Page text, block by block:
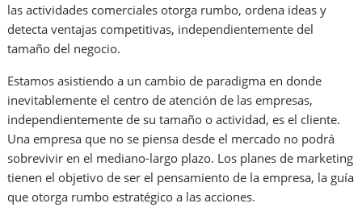
las actividades comerciales otorga rumbo, ordena ideas y
detecta ventajas competitivas, independientemente del
tamaño del negocio.
Estamos asistiendo a un cambio de paradigma en donde
inevitablemente el centro de atención de las empresas,
independientemente de su tamaño o actividad, es el cliente.
Una empresa que no se piensa desde el mercado no podrá
sobrevivir en el mediano-largo plazo. Los planes de marketing
tienen el objetivo de ser el pensamiento de la empresa, la guía
que otorga rumbo estratégico a las acciones.